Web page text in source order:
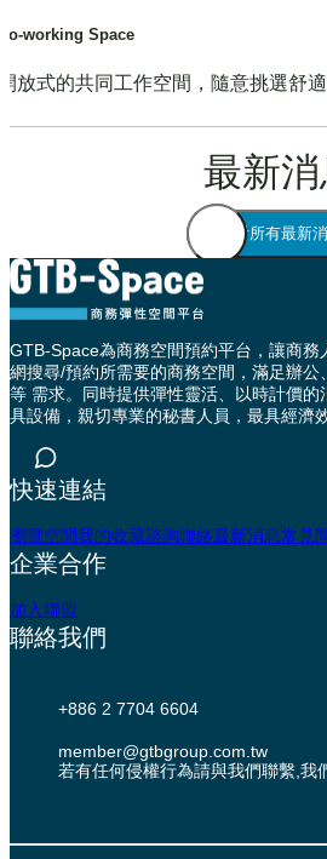
working Space
放式的共同工作空間，隨意挑選舒
最新消
查看所有最新
GTB-Space為商務空間預約平台，讓商務
網搜尋/預約所需要的商務空間，滿足辦
等 需求。同時提供彈性靈活、以時計價
具設備，親切專業的秘書人員，最具經濟
快速連結
瀏覽空間我的收藏諮詢聯絡最新消息常見
企業合作
加入聯盟
聯絡我們
+886 2 7704 6604
member@gtbgroup.com.tw
若有任何侵權行為請與我們聯繫,我